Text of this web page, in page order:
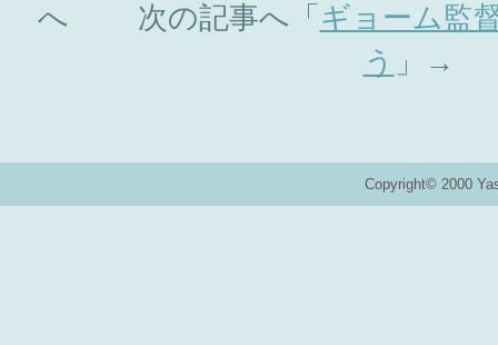
へ 次の記事へ「 ギョーム監
う 」→
Copyright© 2000